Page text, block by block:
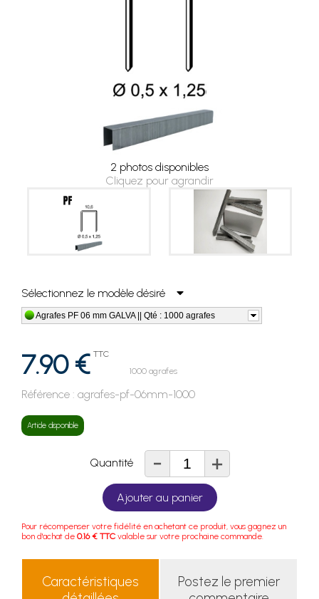
2 photos disponibles
Cliquez pour agrandir
Sélectionnez le modèle désiré
Agrafes PF 06 mm GALVA || Qté : 1000 agrafes
7.90 € TTC
1000 agrafes
Référence : agrafes-pf-06mm-1000
Article disponible
Quantité - +
Ajouter au panier
Pour récompenser votre fidélité en achetant ce produit, vous gagnez un
bon d'achat de 0.16 € TTC valable sur votre prochaine commande.
Caractéristiques
Postez le premier